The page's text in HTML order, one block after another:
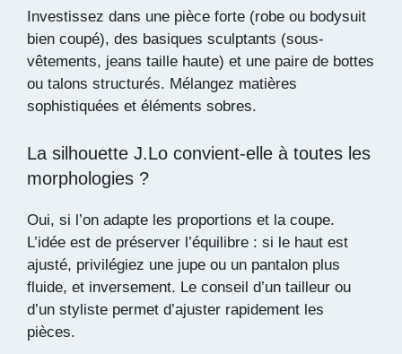
Investissez dans une pièce forte (robe ou bodysuit
bien coupé), des basiques sculptants (sous-
vêtements, jeans taille haute) et une paire de bottes
ou talons structurés. Mélangez matières
sophistiquées et éléments sobres.
La silhouette J.Lo convient-elle à toutes les
morphologies ?
Oui, si l’on adapte les proportions et la coupe.
L’idée est de préserver l’équilibre : si le haut est
ajusté, privilégiez une jupe ou un pantalon plus
fluide, et inversement. Le conseil d’un tailleur ou
d’un styliste permet d’ajuster rapidement les
pièces.